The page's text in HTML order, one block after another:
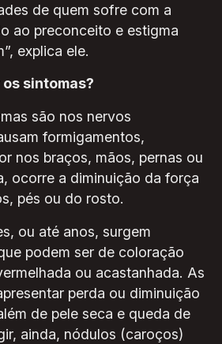
de quem sofre com a
ao preconceito e estigma
explica ele.
sintomas?
são nos nervos
formigamentos,
nos braços, mãos, pernas ou
ocorre a diminuição da força
pés ou do rosto.
ou até anos, surgem
podem ser de coloração
ou acastanhada. As
perda ou diminuição
de pele seca e queda de
ainda, nódulos (caroços)